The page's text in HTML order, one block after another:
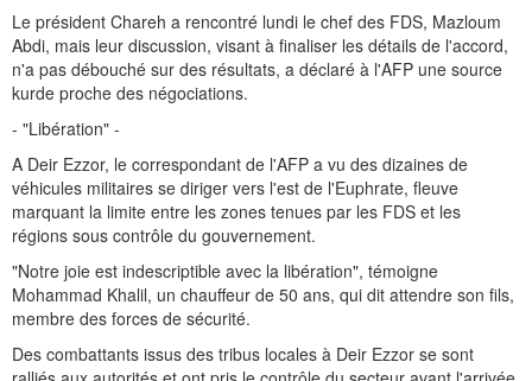
Le président Chareh a rencontré lundi le chef des FDS, Mazloum
Abdi, mais leur discussion, visant à finaliser les détails de l'accord,
n'a pas débouché sur des résultats, a déclaré à l'AFP une source
kurde proche des négociations.
- "Libération" -
A Deir Ezzor, le correspondant de l'AFP a vu des dizaines de
véhicules militaires se diriger vers l'est de l'Euphrate, fleuve
marquant la limite entre les zones tenues par les FDS et les
régions sous contrôle du gouvernement.
"Notre joie est indescriptible avec la libération", témoigne
Mohammad Khalil, un chauffeur de 50 ans, qui dit attendre son fils,
membre des forces de sécurité.
Des combattants issus des tribus locales à Deir Ezzor se sont